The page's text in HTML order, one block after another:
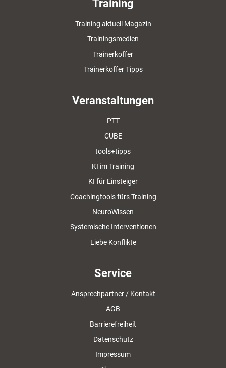
Training
Training aktuell Magazin
Trainingsmedien
Trainerkoffer
Trainerkoffer Tipps
Veranstaltungen
PTT
CUBE
tools+tipps
KI im Training
KI für Einsteiger
Coachingtools fürs Training
NeuroWissen
Systemische Interventionen
Liebe Konflikte
Service
Ansprechpartner / Kontakt
AGB
Barrierefreiheit
Datenschutz
Impressum